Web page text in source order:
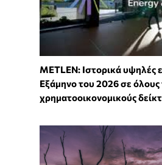
METLEN: Ιστορικά υψηλές
Εξάμηνο του 2026 σε όλους
χρηματοοικονομικούς